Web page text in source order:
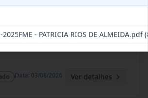
de serviços de...
Data: 03/08/2026 Ver detalhes
- PATRICIA RIOS DE ALMEIDA.pdf